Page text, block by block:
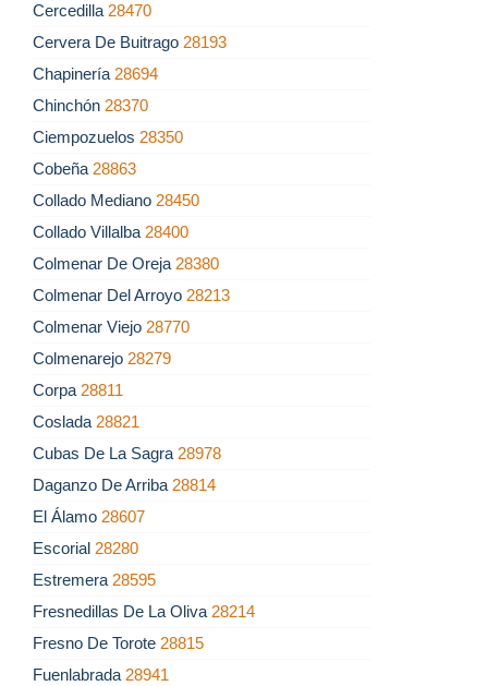
Cercedilla 28470
Cervera De Buitrago 28193
Chapinería 28694
Chinchón 28370
Ciempozuelos 28350
Cobeña 28863
Collado Mediano 28450
Collado Villalba 28400
Colmenar De Oreja 28380
Colmenar Del Arroyo 28213
Colmenar Viejo 28770
Colmenarejo 28279
Corpa 28811
Coslada 28821
Cubas De La Sagra 28978
Daganzo De Arriba 28814
El Álamo 28607
Escorial 28280
Estremera 28595
Fresnedillas De La Oliva 28214
Fresno De Torote 28815
Fuenlabrada 28941